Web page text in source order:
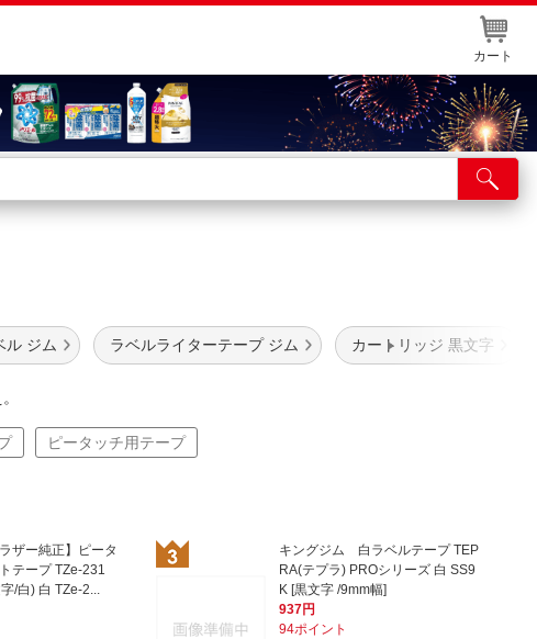
カート
店舗情報・店舗一覧
ル ジム ラベルライターテープ ジム カートリッジ 黒文字
ピータッチ用テープ
ザー純正】ピータ
テープ TZe-231
/白) 白 TZe-2...
キングジム 白ラベルテープ TEP
RA(テプラ) PROシリーズ 白 SS9
K [黒文字 /9mm幅]
937円
94ポイント